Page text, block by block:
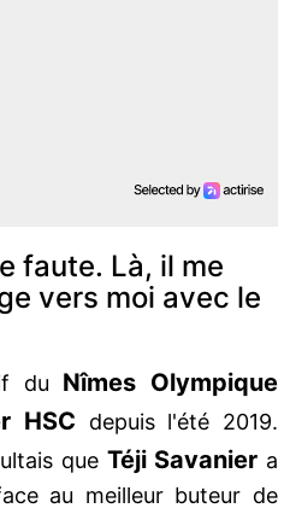
faute. Là, il me
vers moi avec le
du Nîmes Olympique
HSC
depuis l'été 2019.
que Téji Savanier a
au meilleur buteur de